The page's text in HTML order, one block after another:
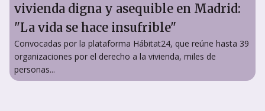
vivienda digna y asequible en Madrid:
"La vida se hace insufrible"
Convocadas por la plataforma Hábitat24, que reúne hasta 39
organizaciones por el derecho a la vivienda, miles de
personas...